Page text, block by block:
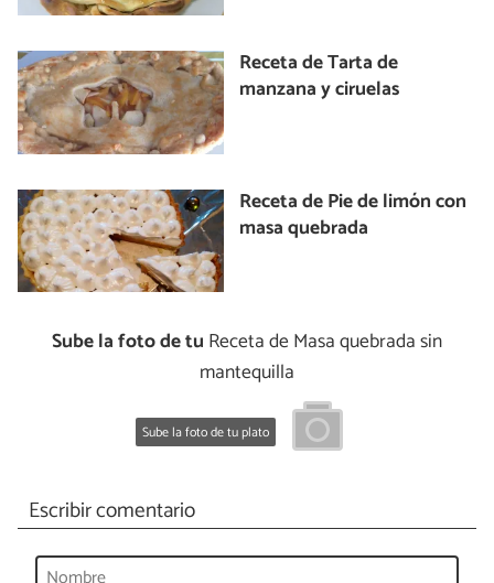
Receta de Tarta de
manzana y ciruelas
Receta de Pie de limón con
masa quebrada
Sube la foto de tu Receta de Masa quebrada sin
mantequilla
Sube la foto de tu plato
Escribir comentario